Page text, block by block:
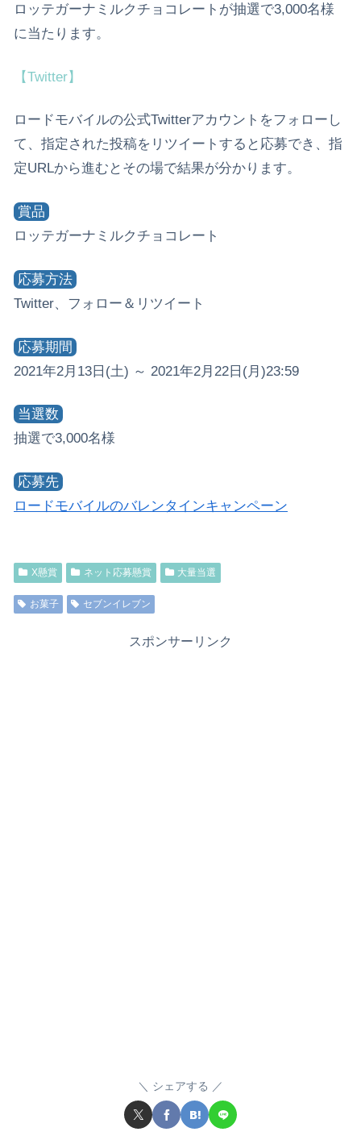
ロッテガーナミルクチョコレートが抽選で3,000名様
に当たります。
【Twitter】
ロードモバイルの公式Twitterアカウントをフォローし
て、指定された投稿をリツイートすると応募でき、指
定URLから進むとその場で結果が分かります。
賞品
ロッテガーナミルクチョコレート
応募方法
Twitter、フォロー＆リツイート
応募期間
2021年2月13日(土) ～ 2021年2月22日(月)23:59
当選数
抽選で3,000名様
応募先
ロードモバイルのバレンタインキャンペーン
X懸賞 ネット応募懸賞 大量当選
お菓子 セブンイレブン
スポンサーリンク
シェアする